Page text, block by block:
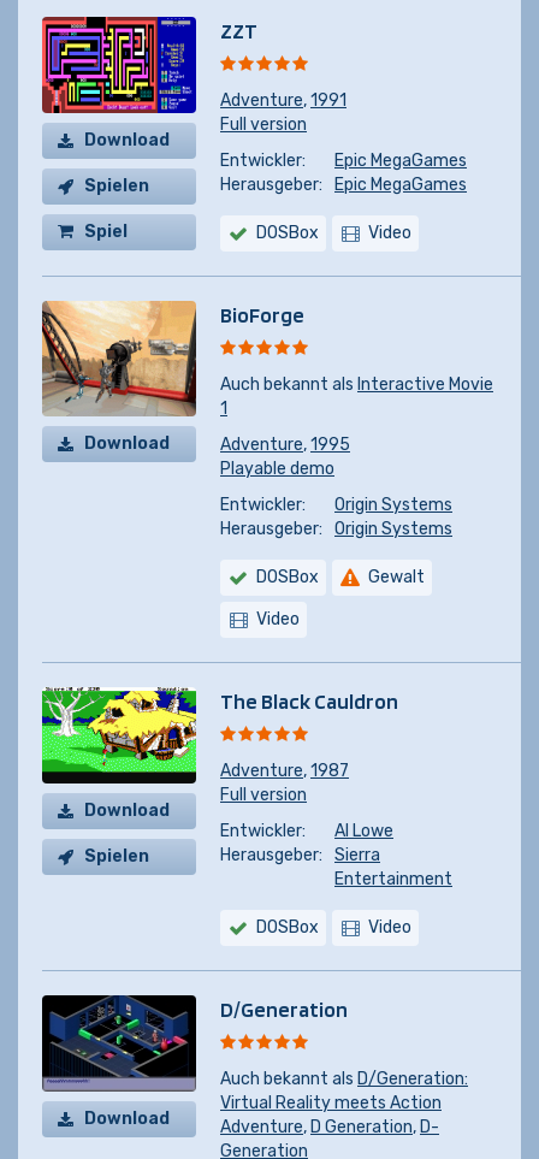
Download
Spielen
Spiel
ZZT
Adventure,1991
Full version
Entwickler:
Epic MegaGames
Herausgeber:
Epic MegaGames
DOSBox Video
Download
BioForge
Auch bekannt als Interactive Movie
1
Adventure,1995
Playable demo
Entwickler:
Origin Systems
Herausgeber:
Origin Systems
DOSBox Gewalt
Video
Download
Spielen
The Black Cauldron
Adventure,1987
Full version
Entwickler:
Al Lowe
Herausgeber:
Sierra
Entertainment
DOSBox Video
Download
D/Generation
Auch bekannt als D/Generation:
Virtual Reality meets Action
Adventure, D Generation, D-
Generation